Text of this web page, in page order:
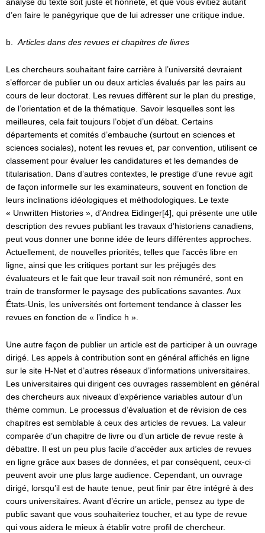
analyse du texte soit juste et honnête, et que vous évitiez autant
d’en faire le panégyrique que de lui adresser une critique indue.
b.Articles dans des revues et chapitres de livres
Les chercheurs souhaitant faire carrière à l’université devraient
s’efforcer de publier un ou deux articles évalués par les pairs au
cours de leur doctorat. Les revues diffèrent sur le plan du prestige,
de l’orientation et de la thématique. Savoir lesquelles sont les
meilleures, cela fait toujours l’objet d’un débat. Certains
départements et comités d’embauche (surtout en sciences et
sciences sociales), notent les revues et, par convention, utilisent ce
classement pour évaluer les candidatures et les demandes de
titularisation. Dans d’autres contextes, le prestige d’une revue agit
de façon informelle sur les examinateurs, souvent en fonction de
leurs inclinations idéologiques et méthodologiques. Le texte
« Unwritten Histories », d’Andrea Eidinger[4], qui présente une utile
description des revues publiant les travaux d’historiens canadiens,
peut vous donner une bonne idée de leurs différentes approches.
Actuellement, de nouvelles priorités, telles que l’accès libre en
ligne, ainsi que les critiques portant sur les préjugés des
évaluateurs et le fait que leur travail soit non rémunéré, sont en
train de transformer le paysage des publications savantes. Aux
États-Unis, les universités ont fortement tendance à classer les
revues en fonction de « l’indice h ».
Une autre façon de publier un article est de participer à un ouvrage
dirigé. Les appels à contribution sont en général affichés en ligne
sur le site H-Net et d’autres réseaux d’informations universitaires.
Les universitaires qui dirigent ces ouvrages rassemblent en général
des chercheurs aux niveaux d’expérience variables autour d’un
thème commun. Le processus d’évaluation et de révision de ces
chapitres est semblable à ceux des articles de revues. La valeur
comparée d’un chapitre de livre ou d’un article de revue reste à
débattre. Il est un peu plus facile d’accéder aux articles de revues
en ligne grâce aux bases de données, et par conséquent, ceux-ci
peuvent avoir une plus large audience. Cependant, un ouvrage
dirigé, lorsqu’il est de haute tenue, peut finir par être intégré à des
cours universitaires. Avant d’écrire un article, pensez au type de
public savant que vous souhaiteriez toucher, et au type de revue
qui vous aidera le mieux à établir votre profil de chercheur.